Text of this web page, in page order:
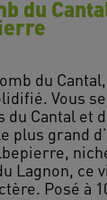
du
du
Vous
du Cantal et
plus grand
Lagnon, ce
Posé à